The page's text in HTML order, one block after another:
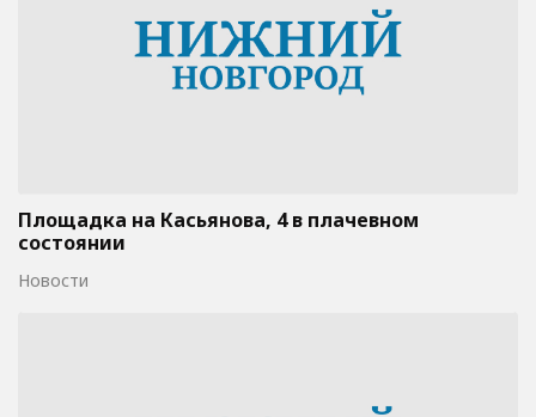
Площадка на Касьянова, 4 в плачевном
состоянии
Новости